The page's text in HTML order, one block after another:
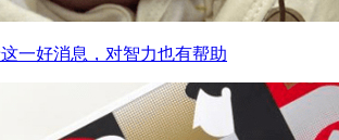
一好消息，对智力也有帮助